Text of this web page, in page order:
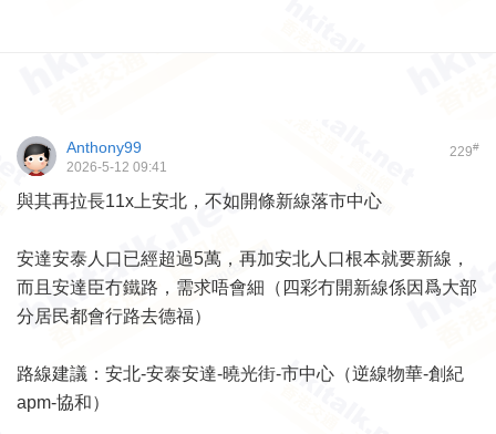
229#
Anthony99
2026-5-12 09:41
與其再拉長11x上安北，不如開條新線落市中心
安達安泰人口已經超過5萬，再加安北人口根本就要新線，
而且安達臣冇鐵路，需求唔會細（四彩冇開新線係因爲大部
分居民都會行路去德福）
路線建議：安北-安泰安達-曉光街-市中心（逆線物華-創紀
apm-協和）